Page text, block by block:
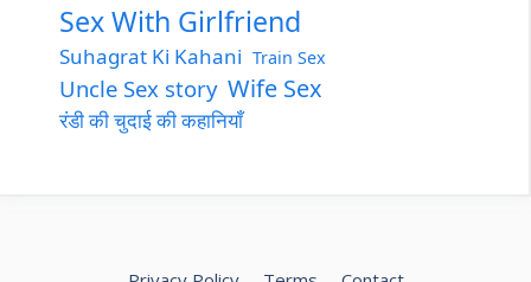
Sex With Girlfriend
Suhagrat Ki Kahani Train Sex
Uncle Sex story Wife Sex
रंडी की चुदाई की कहानियाँ